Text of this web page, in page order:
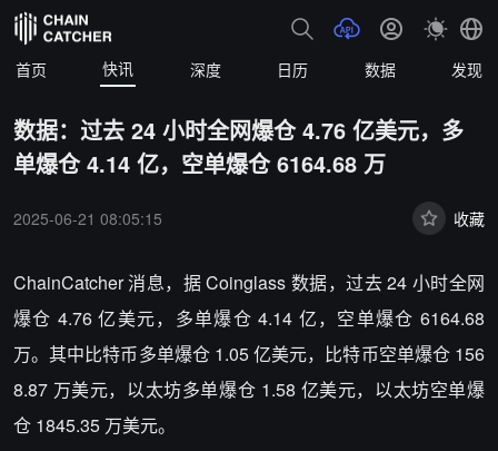
首页 快讯 深度 日历 数据 发现
数据：过去 24 小时全网爆仓 4.76 亿美元，多
单爆仓 4.14 亿，空单爆仓 6164.68 万
2025-06-21 08:05:15 收藏
ChainCatcher 消息，据 Coinglass 数据，过去 24 小时全网
爆仓 4.76 亿美元，多单爆仓 4.14 亿，空单爆仓 6164.68
万。其中比特币多单爆仓 1.05 亿美元，比特币空单爆仓 156
8.87 万美元，以太坊多单爆仓 1.58 亿美元，以太坊空单爆
仓 1845.35 万美元。